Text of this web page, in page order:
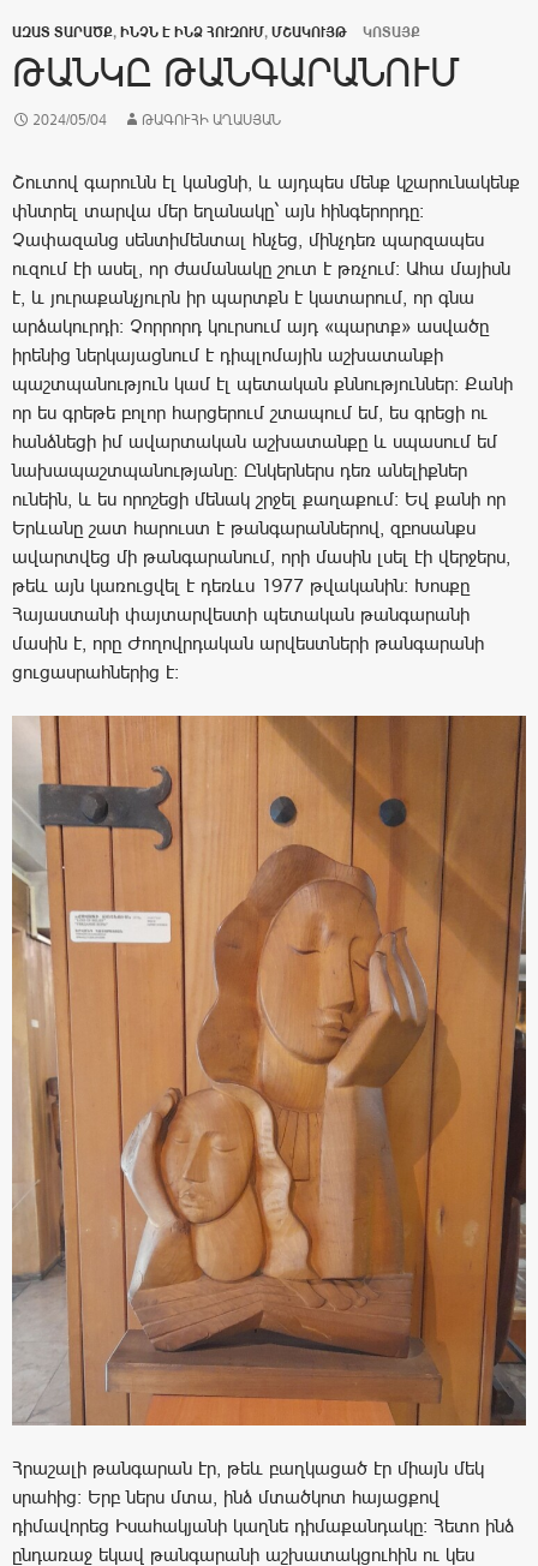
ԱԶԱՏ ՏԱՐԱԾՔ, ԻՆՉՆ Է ԻՆՁ ՀՈՒԶՈՒՄ, ՄՇԱԿՈՒՅԹ ԿՈՏԱՅՔ
ԹԱՆԿԸ ԹԱՆԳԱՐԱՆՈՒՄ
2024/05/04 ԹԱԳՈՒՀԻ ԱՂԱՍՅԱՆ
Շուտով գարունն էլ կանցնի, և այդպես մենք կշարունակենք
փնտրել տարվա մեր եղանակը` այն հինգերորդը։
Չափազանց սենտիմենտալ հնչեց, մինչդեռ պարզապես
ուզում էի ասել, որ ժամանակը շուտ է թռչում։ Ահա մայիսն
է, և յուրաքանչյուրն իր պարտքն է կատարում, որ գնա
արձակուրդի։ Չորրորդ կուրսում այդ «պարտք» ասվածը
իրենից ներկայացնում է դիպլոմային աշխատանքի
պաշտպանություն կամ էլ պետական քննություններ։ Քանի
որ ես գրեթե բոլոր հարցերում շտապում եմ, ես գրեցի ու
հանձնեցի իմ ավարտական աշխատանքը և սպասում եմ
նախապաշտպանությանը։ Ընկերներս դեռ անելիքներ
ունեին, և ես որոշեցի մենակ շրջել քաղաքում։ Եվ քանի որ
Երևանը շատ հարուստ է թանգարաններով, զբոսանքս
ավարտվեց մի թանգարանում, որի մասին լսել էի վերջերս,
թեև այն կառուցվել է դեռևս 1977 թվականին։ Խոսքը
Հայաստանի փայտարվեստի պետական թանգարանի
մասին է, որը Ժողովրդական արվեստների թանգարանի
ցուցասրահներից է։
Հրաշալի թանգարան էր, թեև բաղկացած էր միայն մեկ
սրահից։ Երբ ներս մտա, ինձ մտածկոտ հայացքով
դիմավորեց Իսահակյանի կաղնե դիմաքանդակը: Հետո ինձ
ընդառաջ եկավ թանգարանի աշխատակցուհին ու կես